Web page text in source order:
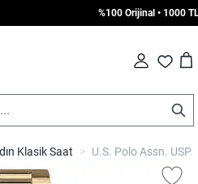
%100 Orijinal • 1000 TL
Fav Cart
Klasik Saat > U.S. Polo Assn.